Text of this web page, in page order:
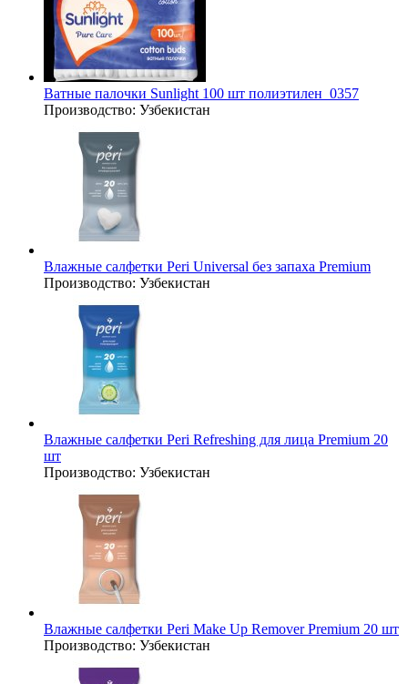
Ватные палочки Sunlight 100 шт полиэтилен_0357
Производство: Узбекистан
Влажные салфетки Peri Universal без запаха Premium
Производство: Узбекистан
Влажные салфетки Peri Refreshing для лица Premium 20
шт
Производство: Узбекистан
Влажные салфетки Peri Make Up Remover Premium 20 шт
Производство: Узбекистан